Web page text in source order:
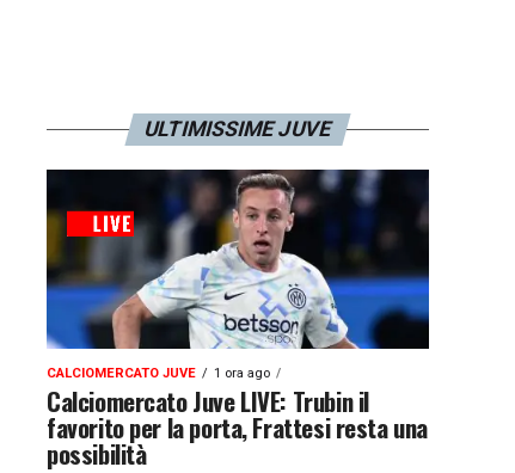
ULTIMISSIME JUVE
CALCIOMERCATO JUVE 1 ora ago
Calciomercato Juve LIVE: Trubin il
favorito per la porta, Frattesi resta una
possibilità